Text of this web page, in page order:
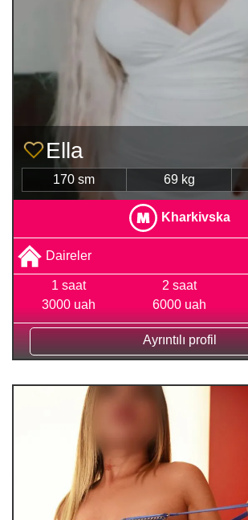
Ella
170 sm 69 kg
Kharkivska
Daireler
1 saat
3000 uah
2 saat
6000 uah
Ayrıntılı profil